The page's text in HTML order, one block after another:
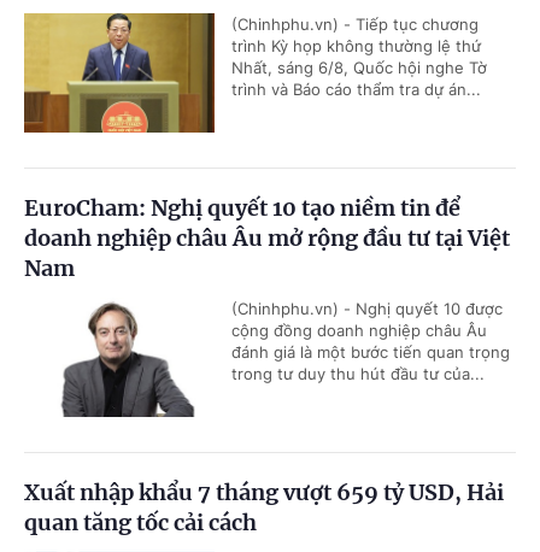
(Chinhphu.vn) - Tiếp tục chương
trình Kỳ họp không thường lệ thứ
Nhất, sáng 6/8, Quốc hội nghe Tờ
trình và Báo cáo thẩm tra dự án...
EuroCham: Nghị quyết 10 tạo niềm tin để
doanh nghiệp châu Âu mở rộng đầu tư tại Việt
Nam
(Chinhphu.vn) - Nghị quyết 10 được
cộng đồng doanh nghiệp châu Âu
đánh giá là một bước tiến quan trọng
trong tư duy thu hút đầu tư của...
Xuất nhập khẩu 7 tháng vượt 659 tỷ USD, Hải
quan tăng tốc cải cách